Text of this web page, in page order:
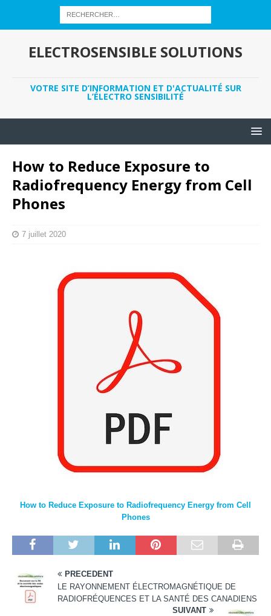
ELECTROSENSIBLE SOLUTIONS
VOTRE SITE D’INFORMATION ET D'ACTUALITÉ SUR
L’ÉLECTRO SENSIBILITÉ
How to Reduce Exposure to
Radiofrequency Energy from Cell
Phones
7 juillet 2020
How to Reduce Exposure to Radiofrequency Energy from Cell
Phones
PRÉCÉDENT
LE RAYONNEMENT ÉLECTROMAGNÉTIQUE DE
RADIOFRÉQUENCES ET LA SANTÉ DES CANADIENS
SUIVANT